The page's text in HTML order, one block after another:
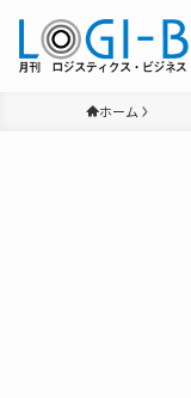
ホーム